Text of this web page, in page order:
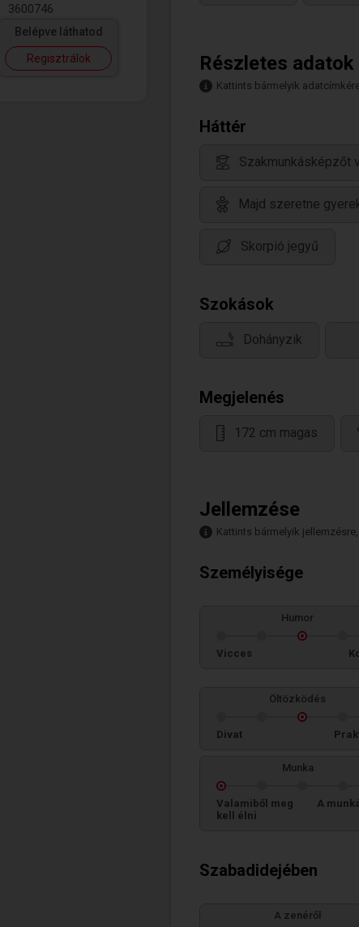
3600746
Belépve láthatod
Regisztrálok Részletes adatok
Kattints bármelyik
Háttér
Szakmunkásképzőt
Majd szeretne
Skorpió jegyű
Szokások
Dohányzik
Megjelenés
172 cm magas
Jellemzése
Kattints bármelyik
Személyisége
Humor
Vicces
Öltözködés
Divat
Munka
Valamiből meg
kell élni
A
Szabadidejében
A zenéről